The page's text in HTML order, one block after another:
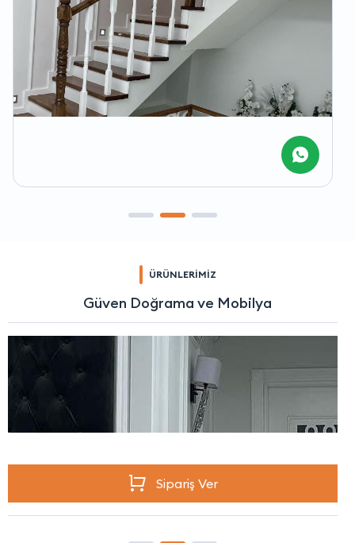
ÜRÜNLERİMİZ
Güven Doğrama ve Mobilya
Sipariş Ver